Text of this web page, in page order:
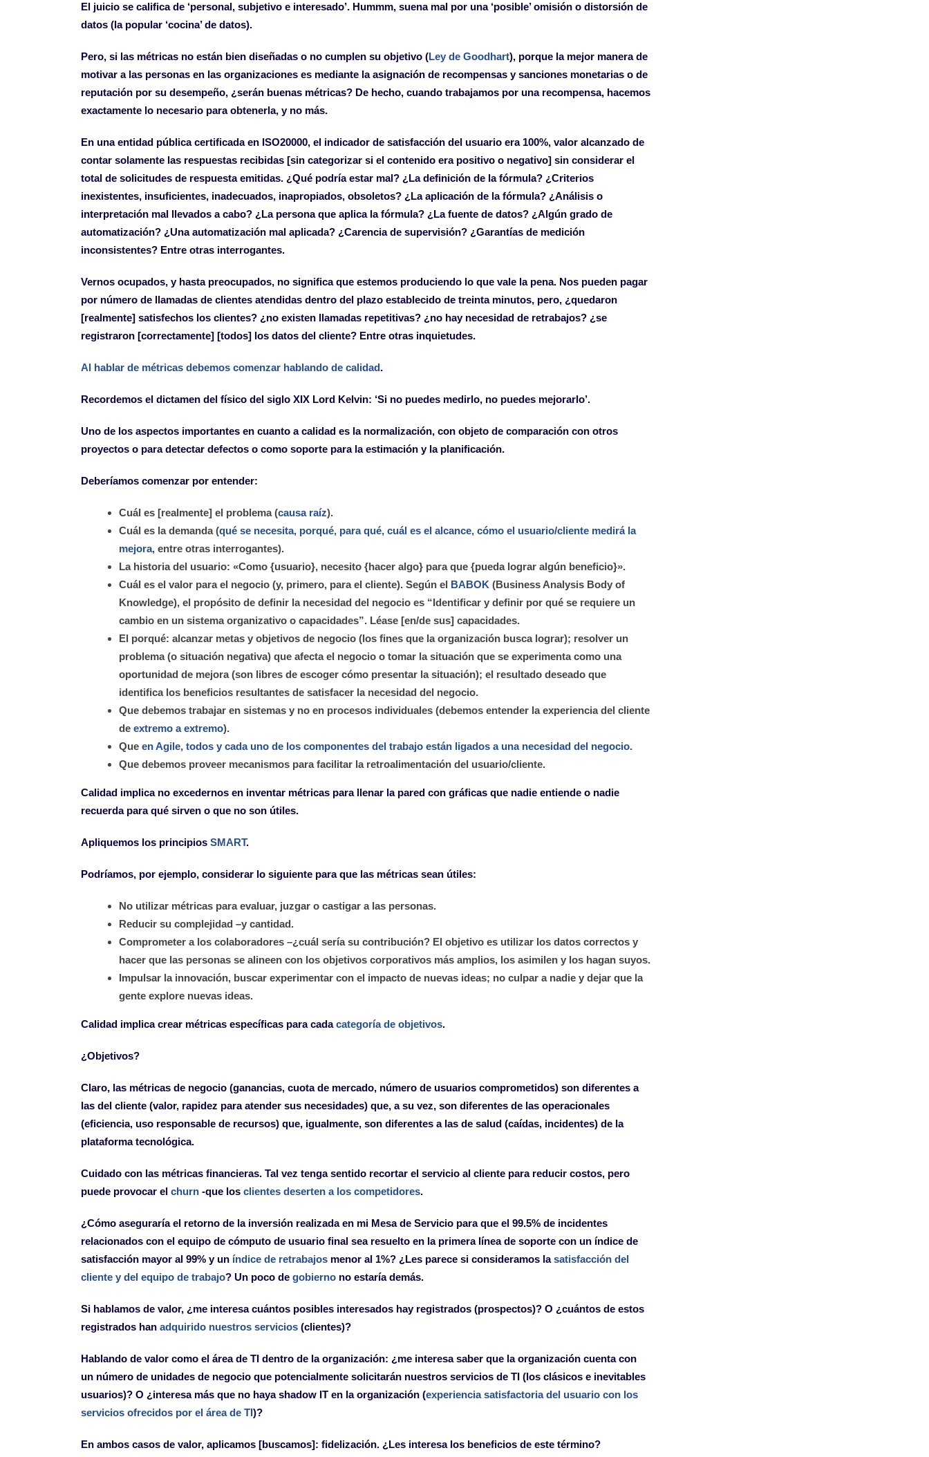
El juicio se califica de ‘personal, subjetivo e interesado’. Hummm, suena mal por una ‘posible’ omisión o distorsión de
datos (la popular ‘cocina’ de datos).
Pero, si las métricas no están bien diseñadas o no cumplen su objetivo (Ley de Goodhart), porque la mejor manera de
motivar a las personas en las organizaciones es mediante la asignación de recompensas y sanciones monetarias o de
reputación por su desempeño, ¿serán buenas métricas? De hecho, cuando trabajamos por una recompensa, hacemos
exactamente lo necesario para obtenerla, y no más.
En una entidad pública certificada en ISO20000, el indicador de satisfacción del usuario era 100%, valor alcanzado de
contar solamente las respuestas recibidas [sin categorizar si el contenido era positivo o negativo] sin considerar el
total de solicitudes de respuesta emitidas. ¿Qué podría estar mal? ¿La definición de la fórmula? ¿Criterios
inexistentes, insuficientes, inadecuados, inapropiados, obsoletos? ¿La aplicación de la fórmula? ¿Análisis o
interpretación mal llevados a cabo? ¿La persona que aplica la fórmula? ¿La fuente de datos? ¿Algún grado de
automatización? ¿Una automatización mal aplicada? ¿Carencia de supervisión? ¿Garantías de medición
inconsistentes? Entre otras interrogantes.
Vernos ocupados, y hasta preocupados, no significa que estemos produciendo lo que vale la pena. Nos pueden pagar
por número de llamadas de clientes atendidas dentro del plazo establecido de treinta minutos, pero, ¿quedaron
[realmente] satisfechos los clientes? ¿no existen llamadas repetitivas? ¿no hay necesidad de retrabajos? ¿se
registraron [correctamente] [todos] los datos del cliente? Entre otras inquietudes.
Al hablar de métricas debemos comenzar hablando de calidad.
Recordemos el dictamen del físico del siglo XIX Lord Kelvin: ‘Si no puedes medirlo, no puedes mejorarlo’.
Uno de los aspectos importantes en cuanto a calidad es la normalización, con objeto de comparación con otros
proyectos o para detectar defectos o como soporte para la estimación y la planificación.
Deberíamos comenzar por entender:
Cuál es [realmente] el problema (causa raíz).
Cuál es la demanda (qué se necesita, porqué, para qué, cuál es el alcance, cómo el usuario/cliente medirá la
mejora, entre otras interrogantes).
La historia del usuario: «Como {usuario}, necesito {hacer algo} para que {pueda lograr algún beneficio}».
Cuál es el valor para el negocio (y, primero, para el cliente). Según el BABOK (Business Analysis Body of
Knowledge), el propósito de definir la necesidad del negocio es “Identificar y definir por qué se requiere un
cambio en un sistema organizativo o capacidades”. Léase [en/de sus] capacidades.
El porqué: alcanzar metas y objetivos de negocio (los fines que la organización busca lograr); resolver un
problema (o situación negativa) que afecta el negocio o tomar la situación que se experimenta como una
oportunidad de mejora (son libres de escoger cómo presentar la situación); el resultado deseado que
identifica los beneficios resultantes de satisfacer la necesidad del negocio.
Que debemos trabajar en sistemas y no en procesos individuales (debemos entender la experiencia del cliente
de extremo a extremo).
Que en Agile, todos y cada uno de los componentes del trabajo están ligados a una necesidad del negocio.
Que debemos proveer mecanismos para facilitar la retroalimentación del usuario/cliente.
Calidad implica no excedernos en inventar métricas para llenar la pared con gráficas que nadie entiende o nadie
recuerda para qué sirven o que no son útiles.
Apliquemos los principios SMART.
Podríamos, por ejemplo, considerar lo siguiente para que las métricas sean útiles:
No utilizar métricas para evaluar, juzgar o castigar a las personas.
Reducir su complejidad –y cantidad.
Comprometer a los colaboradores –¿cuál sería su contribución? El objetivo es utilizar los datos correctos y
hacer que las personas se alineen con los objetivos corporativos más amplios, los asimilen y los hagan suyos.
Impulsar la innovación, buscar experimentar con el impacto de nuevas ideas; no culpar a nadie y dejar que la
gente explore nuevas ideas.
Calidad implica crear métricas específicas para cadacategoría de objetivos.
¿Objetivos?
Claro, las métricas de negocio (ganancias, cuota de mercado, número de usuarios comprometidos) son diferentes a
las del cliente (valor, rapidez para atender sus necesidades) que, a su vez, son diferentes de las operacionales
(eficiencia, uso responsable de recursos) que, igualmente, son diferentes a las de salud (caídas, incidentes) de la
plataforma tecnológica.
Cuidado con las métricas financieras. Tal vez tenga sentido recortar el servicio al cliente para reducir costos, pero
puede provocar el churn -que los clientes deserten a los competidores.
¿Cómo aseguraría el retorno de la inversión realizada en mi Mesa de Servicio para que el 99.5% de incidentes
relacionados con el equipo de cómputo de usuario final sea resuelto en la primera línea de soporte con un índice de
satisfacción mayor al 99% y un índice de retrabajos menor al 1%? ¿Les parece si consideramos lasatisfacción del
cliente y del equipo de trabajo? Un poco de gobierno no estaría demás.
Si hablamos de valor, ¿me interesa cuántos posibles interesados hay registrados (prospectos)? O ¿cuántos de estos
registrados han adquirido nuestros servicios (clientes)?
Hablando de valor como el área de TI dentro de la organización: ¿me interesa saber que la organización cuenta con
un número de unidades de negocio que potencialmente solicitarán nuestros servicios de TI (los clásicos e inevitables
usuarios)? O ¿interesa más que no haya shadow IT en la organización (experiencia satisfactoria del usuario con los
servicios ofrecidos por el área de TI)?
En ambos casos de valor, aplicamos [buscamos]: fidelización. ¿Les interesa los beneficios de este término?